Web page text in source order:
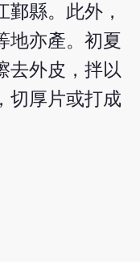
縣。此外，
地亦產。初夏
去外皮，拌以
切厚片或打成